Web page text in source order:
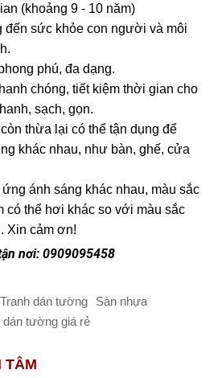
(khoảng 9 - 10 năm)
đến sức khỏe con người và môi
phú, đa dạng.
chóng, tiết kiệm thời gian cho
sạch, gọn.
thừa lại có thể tận dụng để
khác nhau, như bàn, ghế, cửa
ánh sáng khác nhau, màu sắc
có thể hơi khác so với màu sắc
Xin cảm ơn!
nơi: 0909095458
Tranh dán tường
Sàn nhựa
dán tường giá rẻ
TÂM